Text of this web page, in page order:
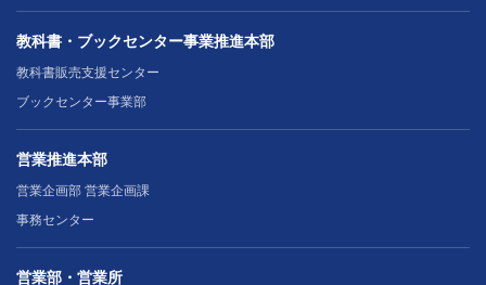
教科書・ブックセンター事業推進本部
教科書販売支援センター
ブックセンター事業部
営業推進本部
営業企画部 営業企画課
事務センター
営業部・営業所